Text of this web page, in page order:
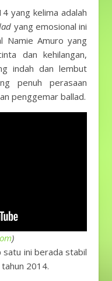
yang kelima adalah
yang emosional ini
Namie Amuro yang
dan kehilangan,
indah dan lembut
penuh perasaan
penggemar ballad.
)
satu ini berada stabil
2014.